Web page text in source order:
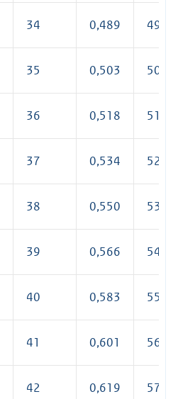
34 0,489 49
35 0,503 50
36 0,518 51
37 0,534 52
38 0,550 53
39 0,566 54
40 0,583 55
41 0,601 56
42 0,619 57